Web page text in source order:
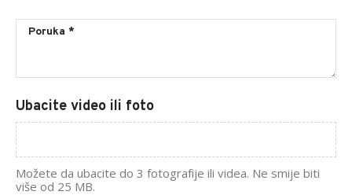
Ubacite video ili foto
Možete da ubacite do 3 fotografije ili videa. Ne smije biti
više od 25 MB.